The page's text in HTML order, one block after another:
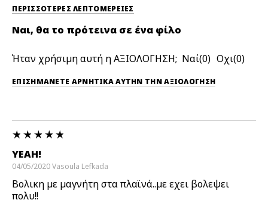
ΠΕΡΙΣΣΌΤΕΡΕΣ ΛΕΠΤΟΜΈΡΕΙΕΣ
Ναι, θα το πρότεινα σε ένα φίλο
Ήταν χρήσιμη αυτή η ΑΞΙΟΛΟΓΗΣΗ; 0 0
ΕΠΙΣΗΜΆΝΕΤΕ ΑΡΝΗΤΙΚΆ ΑΥΤΉΝ ΤΗΝ ΑΞΙΟΛΟΓΗΣΗ
YEAH!
04/05/2020Vasoula Lefkada
Βολικη με μαγνήτη στα πλαϊνά..με εχει βολεψει
πολυ!!